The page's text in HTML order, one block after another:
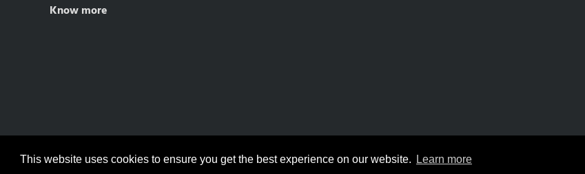
This website uses cookies to ensure you get the best experience on our website. Learn more
Know more